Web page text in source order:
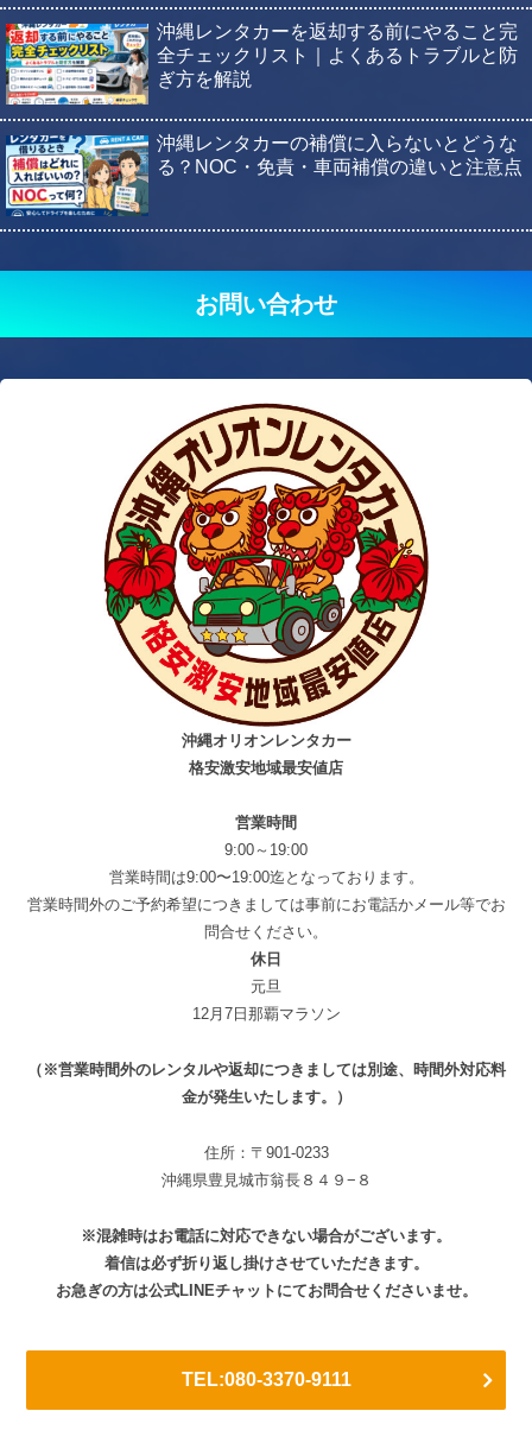
沖縄レンタカーを返却する前にやること完
全チェックリスト｜よくあるトラブルと防
ぎ方を解説
沖縄レンタカーの補償に入らないとどうな
る？NOC・免責・車両補償の違いと注意点
お問い合わせ
沖縄オリオンレンタカー
格安激安地域最安値店
営業時間
9:00～19:00
営業時間は9:00〜19:00迄となっております。
営業時間外のご予約希望につきましては事前にお電話かメール等でお
問合せください。
休日
元旦
12月7日那覇マラソン
（※営業時間外のレンタルや返却につきましては別途、時間外対応料
金が発生いたします。）
住所：〒901-0233
沖縄県豊見城市翁長８４９−８
※混雑時はお電話に対応できない場合がございます。
着信は必ず折り返し掛けさせていただきます。
お急ぎの方は公式LINEチャットにてお問合せくださいませ。
TEL:080-3370-9111